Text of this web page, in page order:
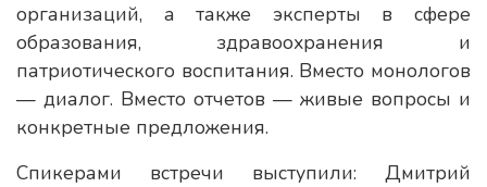
организаций, а также эксперты в сфере
образования, здравоохранения и
патриотического воспитания. Вместо монологов
— диалог. Вместо отчетов — живые вопросы и
конкретные предложения.
Спикерами встречи выступили: Дмитрий